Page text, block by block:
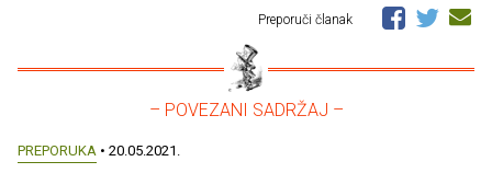
Preporuči članak
– POVEZANI SADRŽAJ –
PREPORUKA • 20.05.2021.